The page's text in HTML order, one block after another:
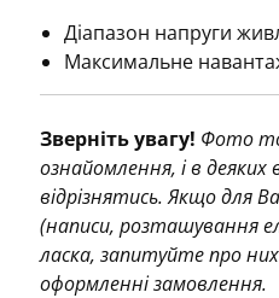
Діапазон напруги
Максимальне
Зверніть увагу! Фото
ознайомлення, і в
відрізнятись. Якщо для
(написи, розташування
ласка, запитуйте про
оформленні замовлення.